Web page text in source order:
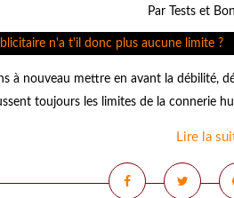
Par Tests et
à nouveau mettre en avant la débilité,
toujours les limites de la connerie
Lire la